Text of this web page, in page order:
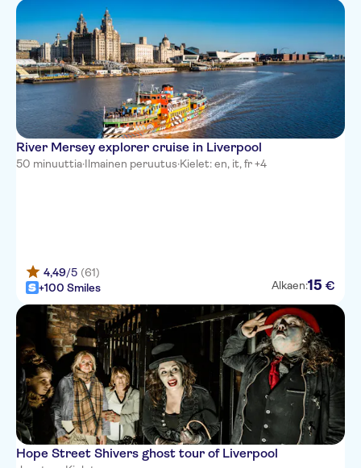
River Mersey explorer cruise in Liverpool
50 minuuttia·Ilmainen peruutus·Kielet: en, it, fr +4
4,49/5 (61)
+100 Smiles
Alkaen:15 €
Hope Street Shivers ghost tour of Liverpool